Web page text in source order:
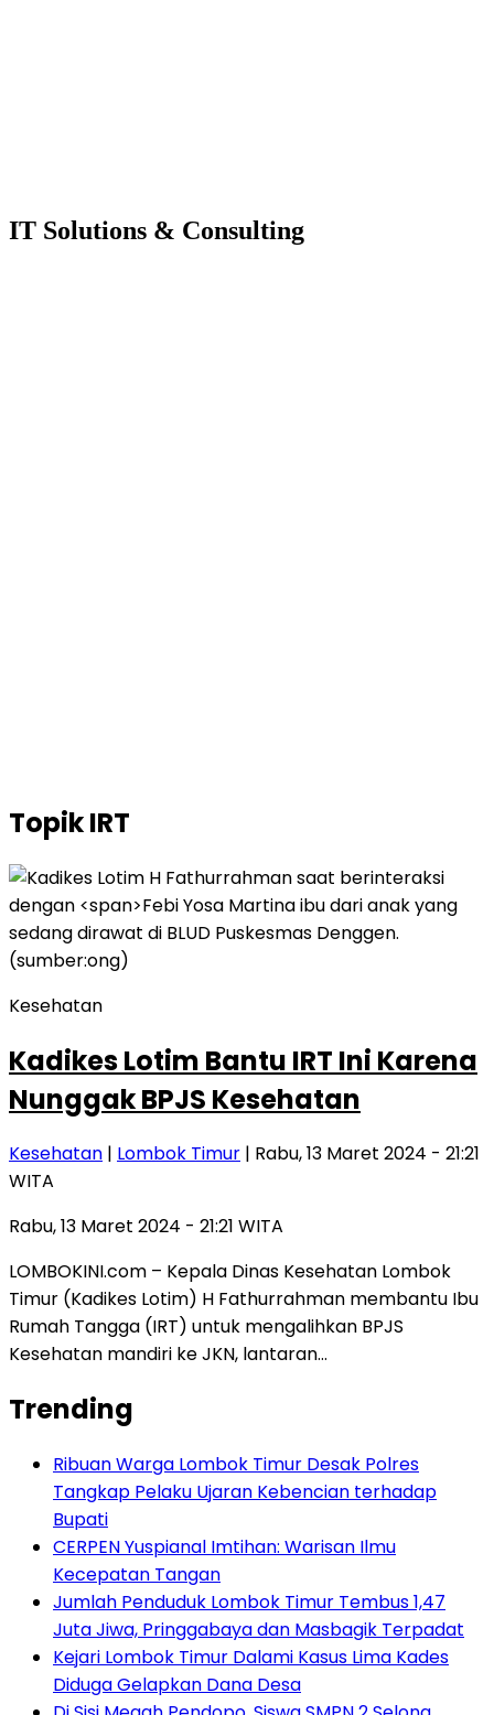
IT Solutions & Consulting
TopikIRT
Kesehatan
Kadikes Lotim Bantu IRT Ini Karena
Nunggak BPJS Kesehatan
Kesehatan | Lombok Timur | Rabu, 13 Maret 2024 - 21:21
WITA
Rabu, 13 Maret 2024 - 21:21 WITA
LOMBOKINI.com – Kepala Dinas Kesehatan Lombok
Timur (Kadikes Lotim) H Fathurrahman membantu Ibu
Rumah Tangga (IRT) untuk mengalihkan BPJS
Kesehatan mandiri ke JKN, lantaran…
Trending
Ribuan Warga Lombok Timur Desak Polres
Tangkap Pelaku Ujaran Kebencian terhadap
Bupati
CERPEN Yuspianal Imtihan: Warisan Ilmu
Kecepatan Tangan
Jumlah Penduduk Lombok Timur Tembus 1,47
Juta Jiwa, Pringgabaya dan Masbagik Terpadat
Kejari Lombok Timur Dalami Kasus Lima Kades
Diduga Gelapkan Dana Desa